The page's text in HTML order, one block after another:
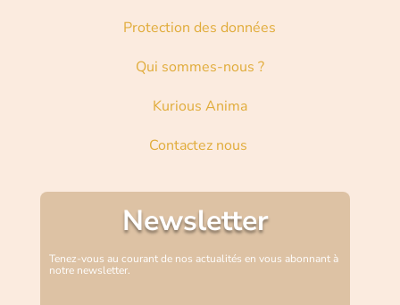
Protection des données
Qui sommes-nous ?
Kurious Anima
Contactez nous
Newsletter
Tenez-vous au courant de nos actualités en vous abonnant à
notre newsletter.